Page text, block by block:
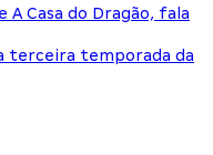
Casa do Dragão, fala
terceira temporada da